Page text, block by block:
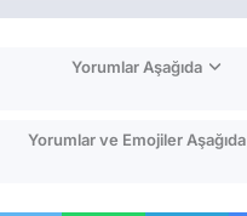
Yorumlar Aşağıda
Yorumlar ve Emojiler Aşağıda